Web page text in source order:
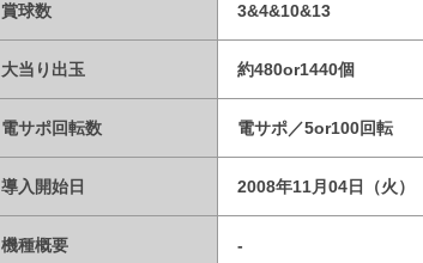
賞球数 3&4&10&13
大当り出玉 約480or1440個
電サポ回転数 電サポ／5or100回転
導入開始日 2008年11月04日（火）
機種概要 -